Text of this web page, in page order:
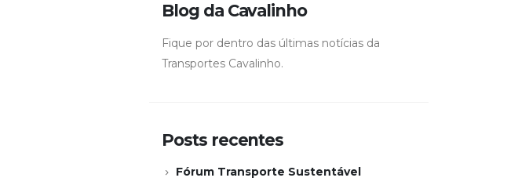
Blog da Cavalinho
Fique por dentro das últimas notícias da
Transportes Cavalinho.
Posts recentes
Fórum Transporte Sustentável